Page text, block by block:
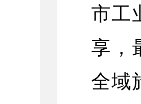
市工
享，
全域